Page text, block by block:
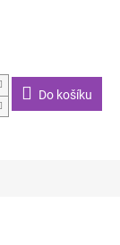
Do košíku